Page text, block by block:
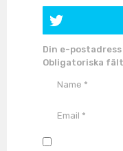
Din e-
Obligatoriska